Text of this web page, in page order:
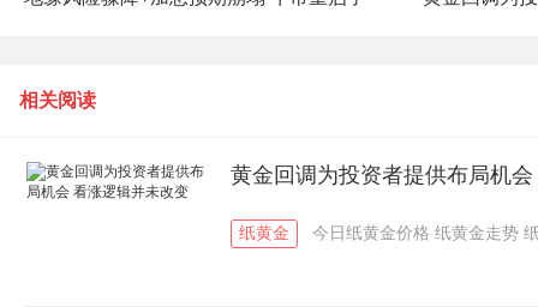
相关阅读
黄金回调为投资者提供布局机
纸黄金 今日纸黄金价格 纸黄金走势